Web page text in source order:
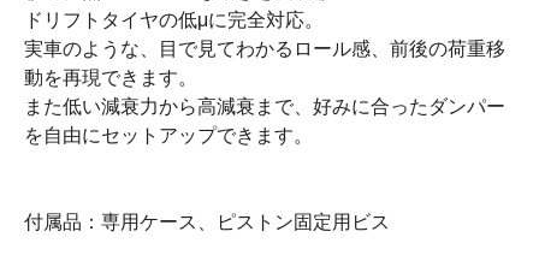
ドリフトタイヤの低μに完全対応。
実車のような、目で見てわかるロール感、前後の荷重移
動を再現できます。
また低い減衰力から高減衰まで、好みに合ったダンパー
を自由にセットアップできます。
付属品：専用ケース、ピストン固定用ビス